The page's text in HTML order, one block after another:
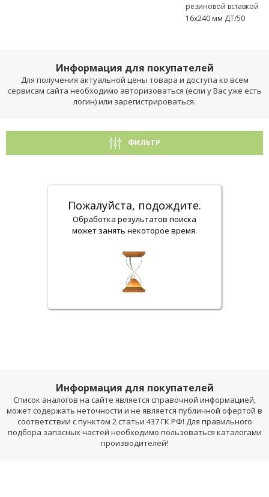
резиновой вставкой
16х240 мм ДТ/50
Информация для покупателей
Для получения актуальной цены товара и доступа ко всем
сервисам сайта необходимо авторизоваться (если у Вас уже есть
логин) или зарегистрироваться.
ФИЛЬТР
Пожалуйста, подождите.
Обработка результатов поиска
может занять некоторое время.
Информация для покупателей
Список аналогов на сайте является справочной информацией,
может содержать неточности и не является публичной офертой в
соответствии с пунктом 2 статьи 437 ГК РФ! Для правильного
подбора запасных частей необходимо пользоваться каталогами
производителей!